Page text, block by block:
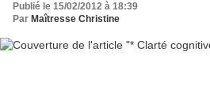
Publié le 15/02/2012 à 18:39
Par Maîtresse Christine